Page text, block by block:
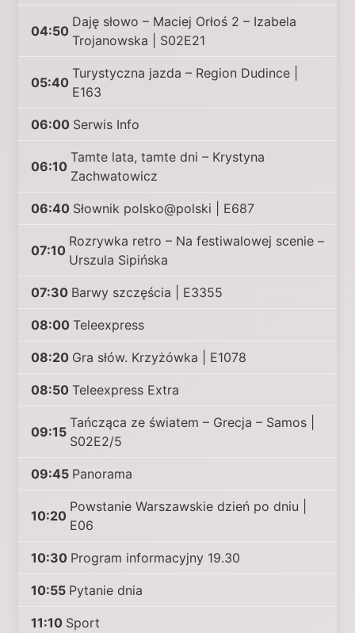
04:50
Daję słowo – Maciej Orłoś 2 – Izabela
Trojanowska | S02E21
05:40
Turystyczna jazda – Region Dudince |
E163
06:00 Serwis Info
06:10
Tamte lata, tamte dni – Krystyna
Zachwatowicz
06:40 Słownik polsko@polski | E687
07:10
Rozrywka retro – Na festiwalowej scenie –
Urszula Sipińska
07:30 Barwy szczęścia | E3355
08:00 Teleexpress
08:20 Gra słów. Krzyżówka | E1078
08:50 Teleexpress Extra
09:15
Tańcząca ze światem – Grecja – Samos |
S02E2/5
09:45 Panorama
10:20
Powstanie Warszawskie dzień po dniu |
E06
10:30 Program informacyjny 19.30
10:55 Pytanie dnia
11:10 Sport